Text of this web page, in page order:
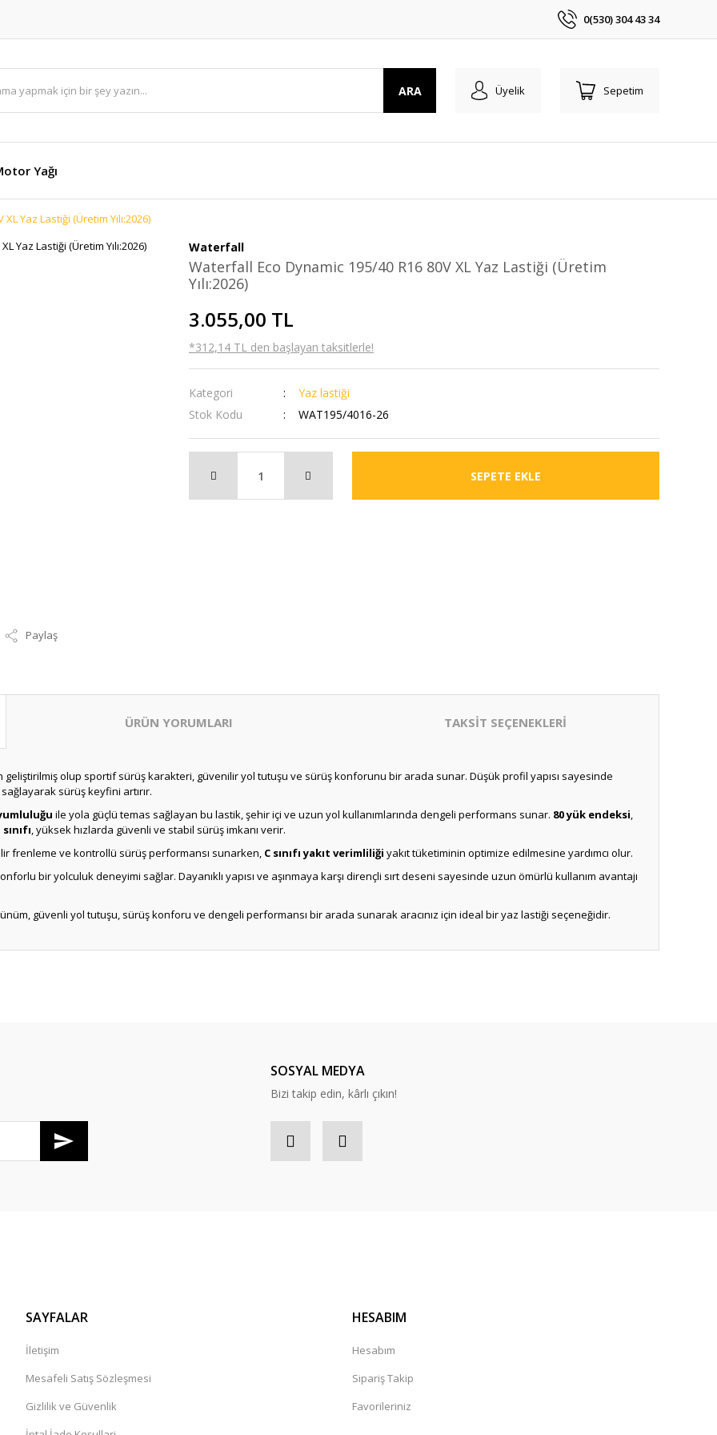
0(530) 304 43 34
ARA Üyelik Sepetim
Yağı
Yaz Lastiği (Üretim Yılı:2026)
Paylaş
Waterfall
Waterfall Eco Dynamic 195/40 R16 80V XL Yaz Lastiği (Üretim
Yılı:2026)
3.055,00 TL
*312,14 TL den başlayan taksitlerle!
Kategori
Yaz lastiği
Stok Kodu
WAT195/4016-26
SEPETE EKLE
ÜRÜN YORUMLARI TAKSİT SEÇENEKLERİ
geliştirilmiş olup sportif sürüş karakteri, güvenilir yol tutuşu ve sürüş konforunu bir arada sunar. Düşük profil yapısı sayesinde
sürüş keyfini artırır.
ile yola güçlü temas sağlayan bu lastik, şehir içi ve uzun yol kullanımlarında dengeli performans sunar. 80 yük endeksi,
, yüksek hızlarda güvenli ve stabil sürüş imkanı verir.
frenleme ve kontrollü sürüş performansı sunarken, C sınıfı yakıt verimliliği yakıt tüketiminin optimize edilmesine yardımcı olur.
bir yolculuk deneyimi sağlar. Dayanıklı yapısı ve aşınmaya karşı dirençli sırt deseni sayesinde uzun ömürlü kullanım avantajı
güvenli yol tutuşu, sürüş konforu ve dengeli performansı bir arada sunarak aracınız için ideal bir yaz lastiği seçeneğidir.
SOSYAL MEDYA
Bizi takip edin, kârlı çıkın!
SAYFALAR
İletişim
Mesafeli Satış Sözleşmesi
Gizlilik ve Güvenlik
HESABIM
Hesabım
Sipariş Takip
Favorileriniz